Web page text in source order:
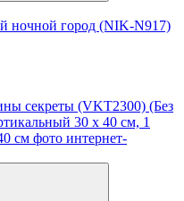
ночной город (NIK-N917)